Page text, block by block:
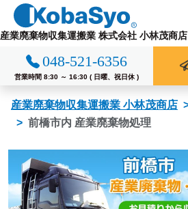
テ
ッ
産業廃棄物収集運搬業 株式会社 小林茂商店
048-521-6356
営業時間 8:30 ～ 16:30 ( 日曜、祝日休 )
産業廃棄物収集運搬業 小林茂商店
前橋市内 産業廃棄物処理